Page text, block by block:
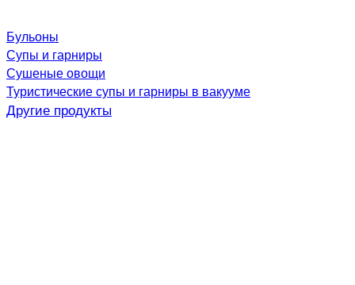
Бульоны
Супы и гарниры
Сушеные овощи
Туристические супы и гарниры в вакууме
Другие продукты